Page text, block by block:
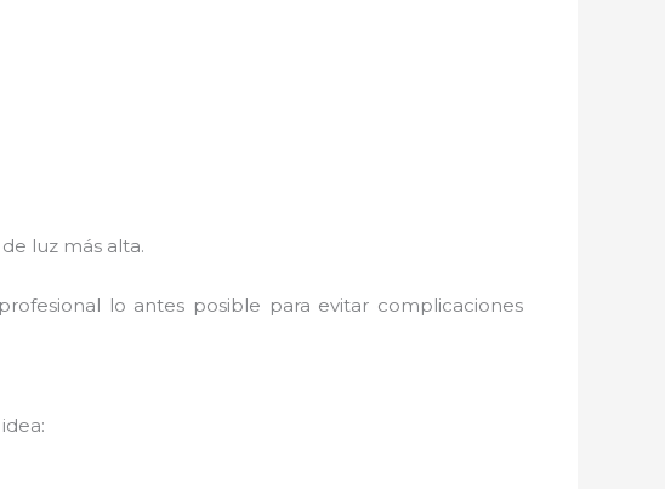
luz más alta.
lo antes posible para evitar complicaciones